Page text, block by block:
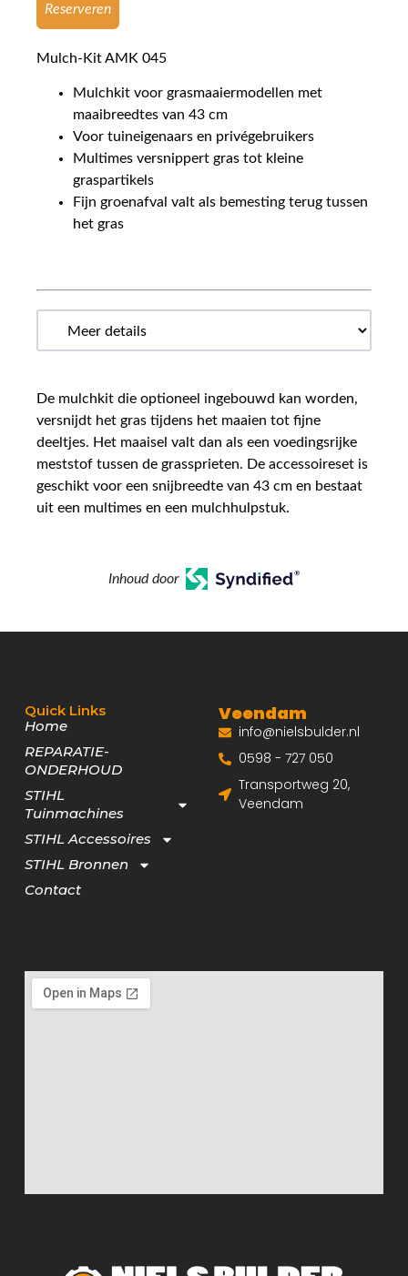
Reserveren
Mulch-Kit AMK 045
Mulchkit voor grasmaaiermodellen met
maaibreedtes van 43 cm
Voor tuineigenaars en privégebruikers
Multimes versnippert gras tot kleine
graspartikels
Fijn groenafval valt als bemesting terug tussen
het gras
De mulchkit die optioneel ingebouwd kan worden,
versnijdt het gras tijdens het maaien tot fijne
deeltjes. Het maaisel valt dan als een voedingsrijke
meststof tussen de grassprieten. De accessoireset is
geschikt voor een snijbreedte van 43 cm en bestaat
uit een multimes en een mulchhulpstuk.
Inhoud door
Quick Links
Home
REPARATIE-
ONDERHOUD
STIHL
Tuinmachines
STIHL Accessoires
STIHL Bronnen
Contact
Veendam
info@nielsbulder.nl
0598 - 727 050
Transportweg 20,
Veendam